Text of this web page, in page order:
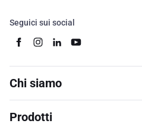
Seguici sui social
Chi siamo
Prodotti